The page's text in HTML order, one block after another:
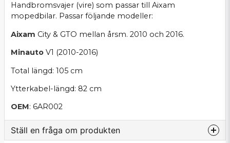
Handbromsvajer (vire) som passar till Aixam
mopedbilar. Passar följande modeller:
Aixam City & GTO mellan årsm. 2010 och 2016.
Minauto V1 (2010-2016)
Total längd: 105 cm
Ytterkabel-längd: 82 cm
OEM: 6AR002
Ställ en fråga om produkten